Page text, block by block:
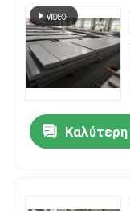
Καλύτερη